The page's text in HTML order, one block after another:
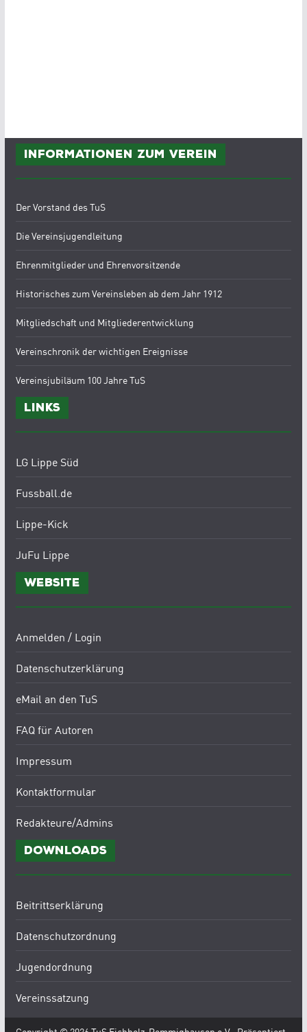
Informationen zum Verein
Der Vorstand des TuS
Die Vereinsjugendleitung
Ehrenmitglieder und Ehrenvorsitzende
Historisches zum Vereinsleben ab dem Jahr 1912
Mitgliedschaft und Mitgliederentwicklung
Vereinschronik der wichtigen Ereignisse
Vereinsjubiläum 100 Jahre TuS
Links
LG Lippe Süd
Fussball.de
Lippe-Kick
JuFu Lippe
Website
Anmelden / Login
Datenschutzerklärung
eMail an den TuS
FAQ für Autoren
Impressum
Kontaktformular
Redakteure/Admins
Downloads
Beitrittserklärung
Datenschutzordnung
Jugendordnung
Vereinssatzung